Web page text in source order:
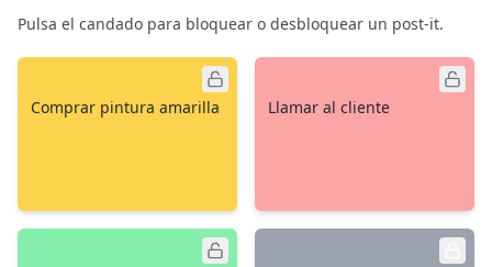
Pulsa el candado para bloquear o desbloquear un post-it.
Comprar pintura amarilla Llamar al cliente